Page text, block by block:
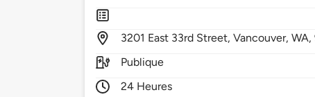
3201 East 33rd Street,Vancouver,WA,
Publique
24 Heures